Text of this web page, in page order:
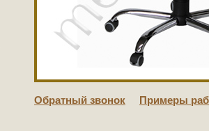
Обратный звонок Примеры